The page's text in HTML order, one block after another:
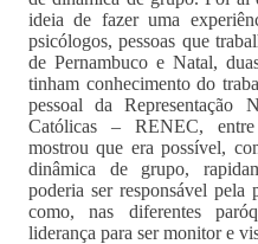
ideia de fazer uma
psicólogos, pessoas que
de Pernambuco e Natal,
tinham conhecimento do
pessoal da Representação
Católicas – RENEC,
mostrou que era possível,
dinâmica de grupo,
poderia ser responsável pela
como, nas diferentes
liderança para ser monitor e